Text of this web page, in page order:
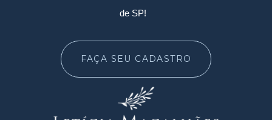
de SP!
FAÇA SEU CADASTRO